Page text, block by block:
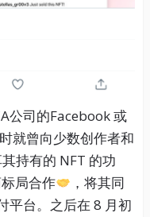
公司的Facebook 或
就曾向少数创作者和
持有的 NFT 的功
局合作
，将其同
平台。之后在 8 月初